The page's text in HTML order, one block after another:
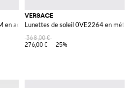
en acétate
VERSACE
Lunettes de soleil 0VE2264 en métal
368,00 €
276,00 €
-25%